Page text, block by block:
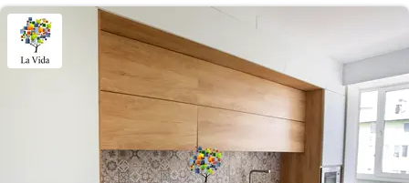
тамбур на дві квартири — зручний та безпечний простір перед
входом. 🔐 Закрита територія комплексу: • відеоспостереження • два
з...